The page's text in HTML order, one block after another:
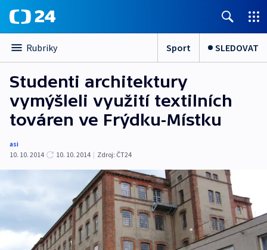
Rubriky Sport SLEDOVAT
Studenti architektury
vymýšleli využití textilních
továren ve Frýdku-Místku
asi
10. 10. 2014
10. 10. 2014 | Zdroj: ČT24